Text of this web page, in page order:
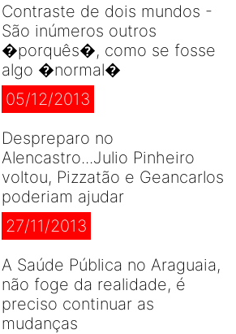
Contraste de dois mundos -
São inúmeros outros
�porquês�, como se fosse
algo �normal�
05/12/2013
Despreparo no
Alencastro...Julio Pinheiro
voltou, Pizzatão e Geancarlos
poderiam ajudar
27/11/2013
A Saúde Pública no Araguaia,
não foge da realidade, é
preciso continuar as
mudanças